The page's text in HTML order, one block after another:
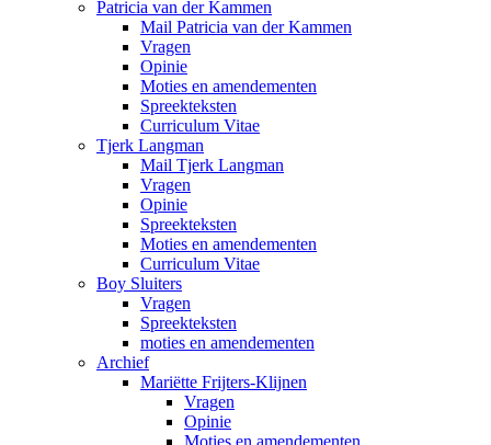
Patricia van der Kammen
Mail Patricia van der Kammen
Vragen
Opinie
Moties en amendementen
Spreekteksten
Curriculum Vitae
Tjerk Langman
Mail Tjerk Langman
Vragen
Opinie
Spreekteksten
Moties en amendementen
Curriculum Vitae
Boy Sluiters
Vragen
Spreekteksten
moties en amendementen
Archief
Mariëtte Frijters-Klijnen
Vragen
Opinie
Moties en amendementen